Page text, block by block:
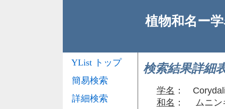
植物和名ー
検索結果詳細
学名 ：
和名 ： ムニン
YList トップ
簡易検索
詳細検索